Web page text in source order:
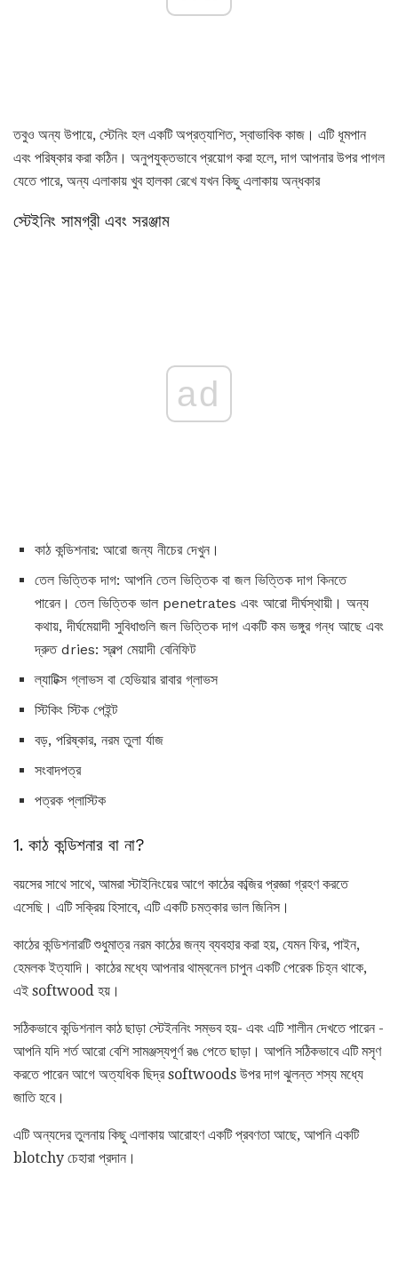
তবুও অন্য উপায়ে, স্টেনিং হল একটি অপ্রত্যাশিত, স্বাভাবিক কাজ। এটি ধূমপান
এবং পরিষ্কার করা কঠিন। অনুপযুক্তভাবে প্রয়োগ করা হলে, দাগ আপনার উপর পাগল
যেতে পারে, অন্য এলাকায় খুব হালকা রেখে যখন কিছু এলাকায় অন্ধকার
স্টেইনিং সামগ্রী এবং সরঞ্জাম
ad
কাঠ কন্ডিশনার: আরো জন্য নীচের দেখুন।
তেল ভিত্তিক দাগ: আপনি তেল ভিত্তিক বা জল ভিত্তিক দাগ কিনতে
পারেন। তেল ভিত্তিক ভাল penetrates এবং আরো দীর্ঘস্থায়ী। অন্য
কথায়, দীর্ঘমেয়াদী সুবিধাগুলি জল ভিত্তিক দাগ একটি কম ভঙ্গুর গন্ধ আছে এবং
দ্রুত dries: স্বল্প মেয়াদী বেনিফিট
ল্যাটিক্স গ্লাভস বা হেভিয়ার রাবার গ্লাভস
স্টিকিং স্টিক পেইন্ট
বড়, পরিষ্কার, নরম তুলা র্যাজ
সংবাদপত্র
পত্রক প্লাস্টিক
1. কাঠ কন্ডিশনার বা না?
বয়সের সাথে সাথে, আমরা স্টাইনিংয়ের আগে কাঠের কব্জির প্রজ্ঞা গ্রহণ করতে
এসেছি। এটি সক্রিয় হিসাবে, এটি একটি চমত্কার ভাল জিনিস।
কাঠের কন্ডিশনারটি শুধুমাত্র নরম কাঠের জন্য ব্যবহার করা হয়, যেমন ফির, পাইন,
হেমলক ইত্যাদি। কাঠের মধ্যে আপনার থাম্বনেল চাপুন একটি পেরেক চিহ্ন থাকে,
এই softwood হয়।
সঠিকভাবে কন্ডিশনাল কাঠ ছাড়া স্টেইননিং সম্ভব হয়- এবং এটি শালীন দেখতে পারেন -
আপনি যদি শর্ত আরো বেশি সামঞ্জস্যপূর্ণ রঙ পেতে ছাড়া। আপনি সঠিকভাবে এটি মসৃণ
করতে পারেন আগে অত্যধিক ছিদ্র softwoods উপর দাগ ঝুলন্ত শস্য মধ্যে
জাতি হবে।
এটি অন্যদের তুলনায় কিছু এলাকায় আরোহণ একটি প্রবণতা আছে, আপনি একটি
blotchy চেহারা প্রদান।